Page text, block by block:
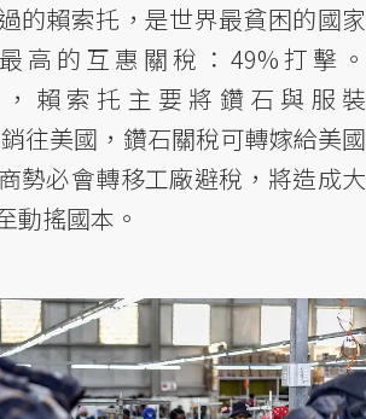
的賴索托，是世界最貧困的國家
高的互惠關稅：49%打擊。
，賴索托主要將鑽石與服裝
銷往美國，鑽石關稅可轉嫁給美國
勢必會轉移工廠避稅，將造成大
動搖國本。